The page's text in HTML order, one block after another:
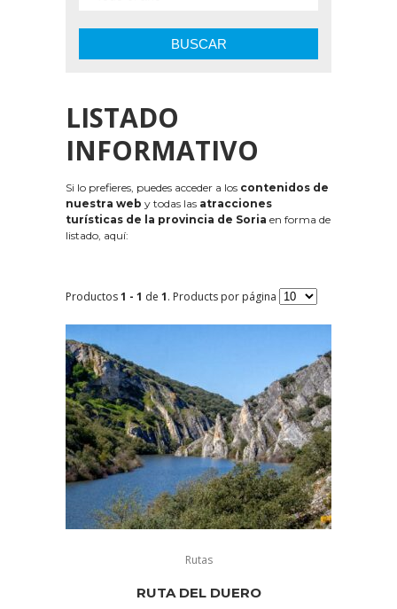
BUSCAR
LISTADO
INFORMATIVO
Si lo prefieres, puedes acceder a los contenidos de
nuestra web y todas las atracciones
turísticas de la provincia de Soria en forma de
listado, aquí:
Productos1 - 1 de 1. Products por página
Rutas
RUTA DEL DUERO